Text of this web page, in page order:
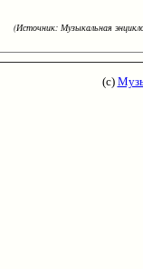
(Источник: Музыкальная
(с)